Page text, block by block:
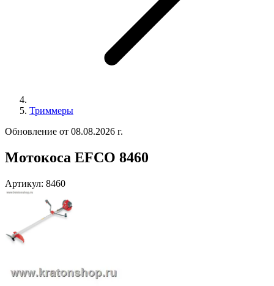
Триммеры
Обновление от 08.08.2026 г.
Мотокоса EFCO 8460
Артикул: 8460